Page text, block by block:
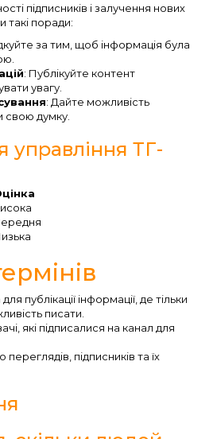
підписників і залучення нових
такі поради:
за тим, щоб інформація була
: Публікуйте контент
увагу.
: Дайте можливість
свою думку.
управління ТГ-
публікації інформації, де тільки
писати.
які підписалися на канал для
переглядів, підписників та їх